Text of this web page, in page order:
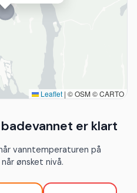
Leaflet | © OSM © CARTO
er klart
vanntemperaturen på
ønsket nivå.